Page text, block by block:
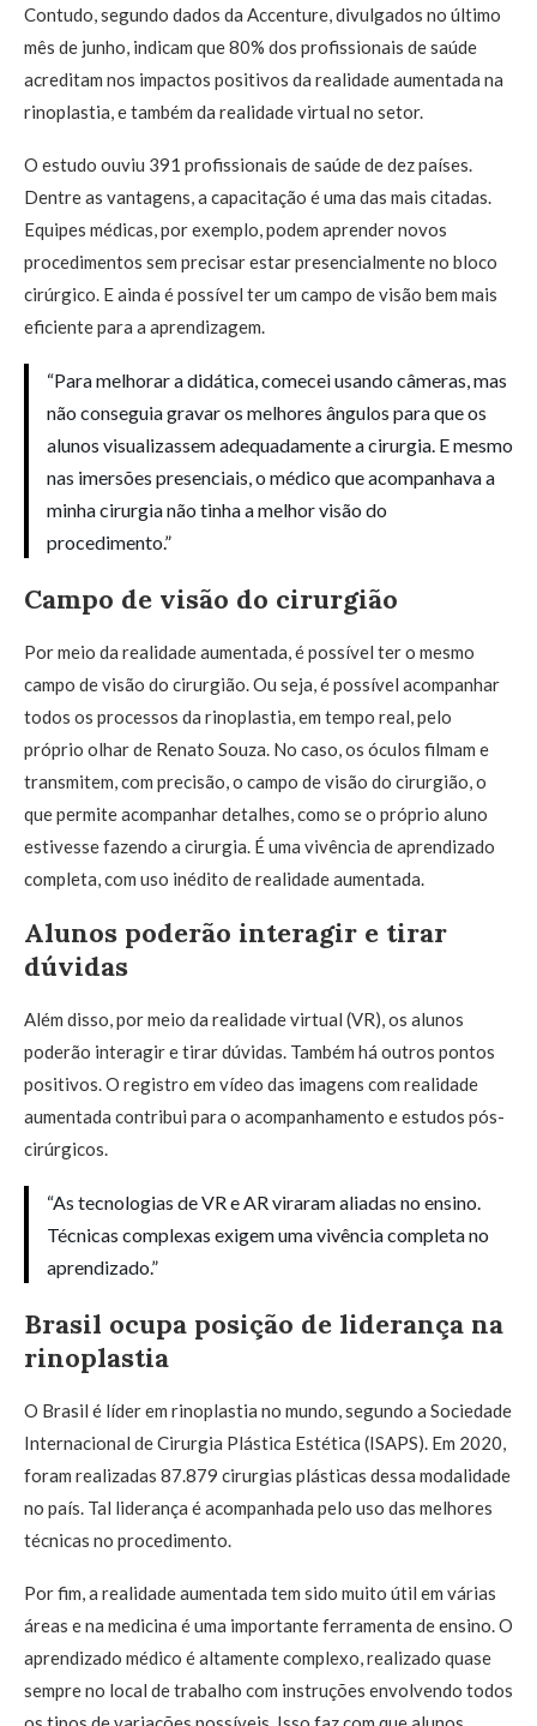
Contudo, segundo dados da Accenture, divulgados no último
mês de junho, indicam que 80% dos profissionais de saúde
acreditam nos impactos positivos da realidade aumentada na
rinoplastia, e também da realidade virtual no setor.
O estudo ouviu 391 profissionais de saúde de dez países.
Dentre as vantagens, a capacitação é uma das mais citadas.
Equipes médicas, por exemplo, podem aprender novos
procedimentos sem precisar estar presencialmente no bloco
cirúrgico. E ainda é possível ter um campo de visão bem mais
eficiente para a aprendizagem.
“Para melhorar a didática, comecei usando câmeras, mas
não conseguia gravar os melhores ângulos para que os
alunos visualizassem adequadamente a cirurgia. E mesmo
nas imersões presenciais, o médico que acompanhava a
minha cirurgia não tinha a melhor visão do
procedimento.”
Campo de visão do cirurgião
Por meio da realidade aumentada, é possível ter o mesmo
campo de visão do cirurgião. Ou seja, é possível acompanhar
todos os processos da rinoplastia, em tempo real, pelo
próprio olhar de Renato Souza. No caso, os óculos filmam e
transmitem, com precisão, o campo de visão do cirurgião, o
que permite acompanhar detalhes, como se o próprio aluno
estivesse fazendo a cirurgia. É uma vivência de aprendizado
completa, com uso inédito de realidade aumentada.
Alunos poderão interagir e tirar
dúvidas
Além disso, por meio da realidade virtual (VR), os alunos
poderão interagir e tirar dúvidas. Também há outros pontos
positivos. O registro em vídeo das imagens com realidade
aumentada contribui para o acompanhamento e estudos pós-
cirúrgicos.
“As tecnologias de VR e AR viraram aliadas no ensino.
Técnicas complexas exigem uma vivência completa no
aprendizado.”
Brasil ocupa posição de liderança na
rinoplastia
O Brasil é líder em rinoplastia no mundo, segundo a Sociedade
Internacional de Cirurgia Plástica Estética (ISAPS). Em 2020,
foram realizadas 87.879 cirurgias plásticas dessa modalidade
no país. Tal liderança é acompanhada pelo uso das melhores
técnicas no procedimento.
Por fim, a realidade aumentada tem sido muito útil em várias
áreas e na medicina é uma importante ferramenta de ensino. O
aprendizado médico é altamente complexo, realizado quase
sempre no local de trabalho com instruções envolvendo todos